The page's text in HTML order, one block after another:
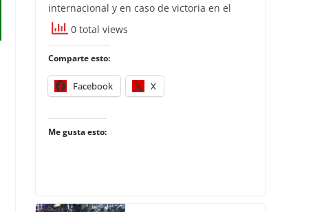
internacional y en caso de victoria en el
0 total views
Comparte esto:
Facebook X
Me gusta esto: